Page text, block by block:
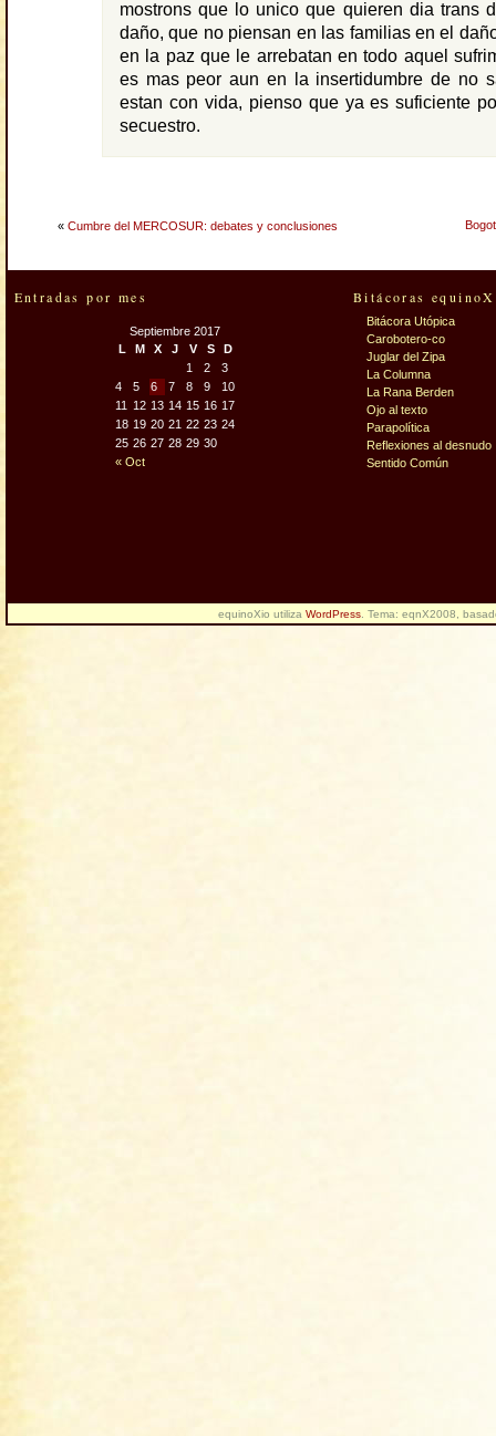
mostrons que lo unico que quieren dia trans
daño, que no piensan en las familias en el
en la paz que le arrebatan en todo aquel
es mas peor aun en la insertidumbre de no
estan con vida, pienso que ya es suficiente
secuestro.
« Cumbre del MERCOSUR: debates y conclusiones
Entradas por mes
Septiembre 2017
L
M X J V S D
« Oct
1 2
3
4
5 6 7 8 9
10
11
12 13 14 15 16 17
18 19 20 21 22 23 24
25 26 27 28 29 30
Bitácoras
Bitácora Utópica
Carobotero-co
Juglar del Zipa
La Columna
La Rana Berden
Ojo al texto
Parapolítica
Reflexiones al desnudo
Sentido Común
equinoXio utiliza WordPress . Tema: eqnX2008,